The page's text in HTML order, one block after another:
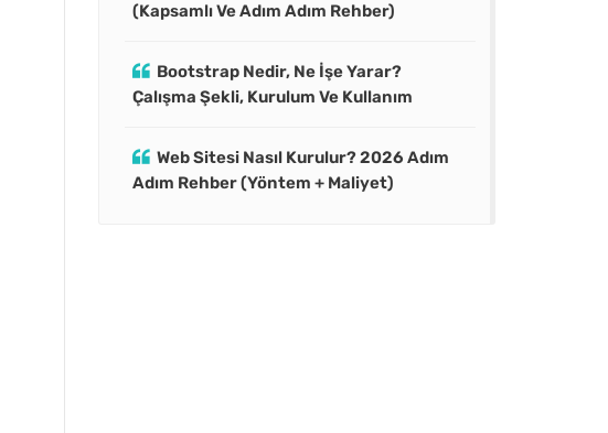
(Kapsamlı Ve Adım Adım Rehber)
Bootstrap Nedir, Ne İşe Yarar?
Çalışma Şekli, Kurulum Ve Kullanım
Web Sitesi Nasıl Kurulur? 2026 Adım
Adım Rehber (Yöntem + Maliyet)